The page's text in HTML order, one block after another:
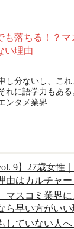
も落ちる！？
い理由
し分ないし、こ
れに語学力もあ
ンタメ業界...
9】27歳女性
はカルチャー
マスコミ業界
ら早い方がいい
していない人